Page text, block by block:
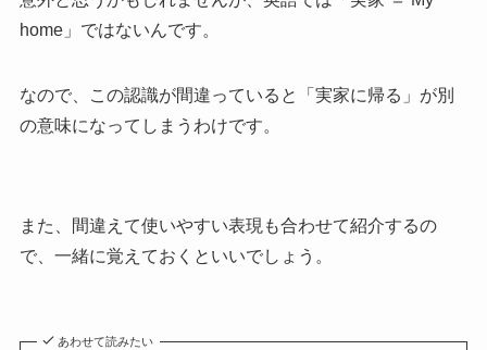
home」ではないんです。
なので、この認識が間違っていると「実家に帰る」が別
の意味になってしまうわけです。
また、間違えて使いやすい表現も合わせて紹介するの
で、一緒に覚えておくといいでしょう。
あわせて読みたい